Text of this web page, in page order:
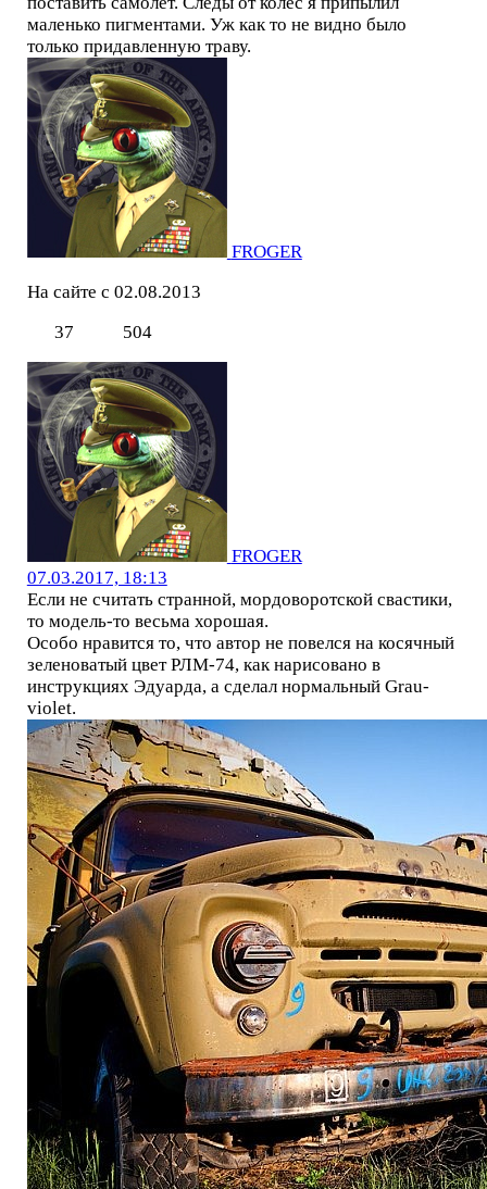
маленько пигментами. Уж как то не видно было
только придавленную траву.
FROGER
На сайте с 02.08.2013
37
504
FROGER
07.03.2017, 18:13
Если не считать странной, мордоворотской свастики,
то модель-то весьма хорошая.
Особо нравится то, что автор не повелся на косячный
зеленоватый цвет РЛМ-74, как нарисовано в
инструкциях Эдуарда, а сделал нормальный Grau-
violet.